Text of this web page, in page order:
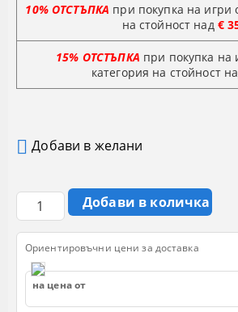
10% ОТСТЪПКА при покупка на игри
на стойност над €
15% ОТСТЪПКА при покупка на
категория на стойност
Добави в желани
Ориентировъчни цени за доставка
на цена от